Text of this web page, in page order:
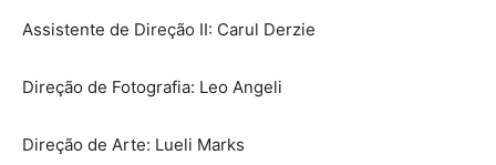
Assistente de Direção II: Carul Derzie
Direção de Fotografia: Leo Angeli
Direção de Arte: Lueli Marks